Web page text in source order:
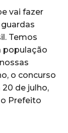
vai fazer
Temos
população
o concurso
de julho,
Prefeito